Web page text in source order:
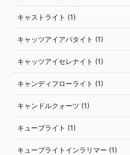
キャストライト (1)
キャッツアイアパタイト (1)
キャッツアイセレナイト (1)
キャンディフローライト (1)
キャンドルクォーツ (1)
キュープライト (1)
キュープライトインラリマー (1)